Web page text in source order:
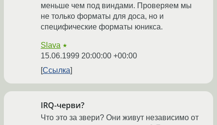
меньше чем под виндами. Проверяем мы
не только форматы для доса, но и
специфические форматы юникса.
Slava ★
15.06.1999 20:00:00 +00:00
Ссылка
IRQ-черви?
Что это за звери? Они живут независимо от